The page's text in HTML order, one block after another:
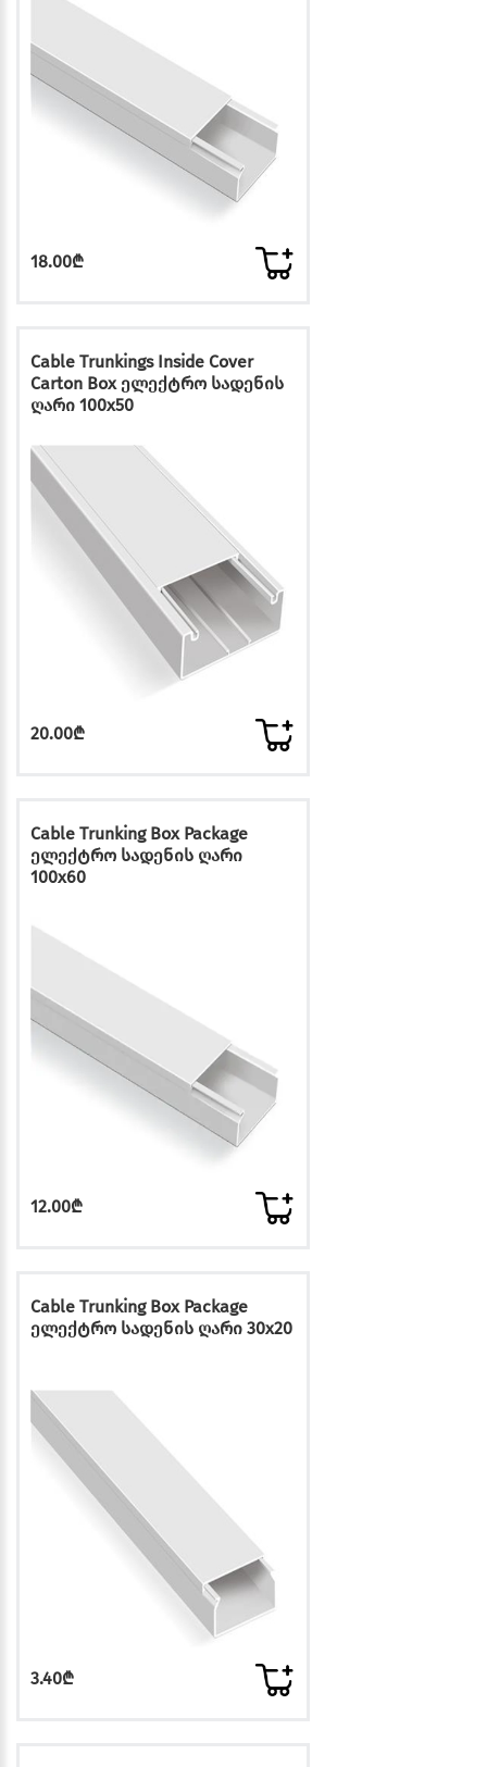
18.00₾
Cable Trunkings Inside Cover
Carton Box ელექტრო სადენის
ღარი 100x50
20.00₾
Cable Trunking Box Package
ელექტრო სადენის ღარი
100x60
12.00₾
Cable Trunking Box Package
ელექტრო სადენის ღარი 30x20
3.40₾